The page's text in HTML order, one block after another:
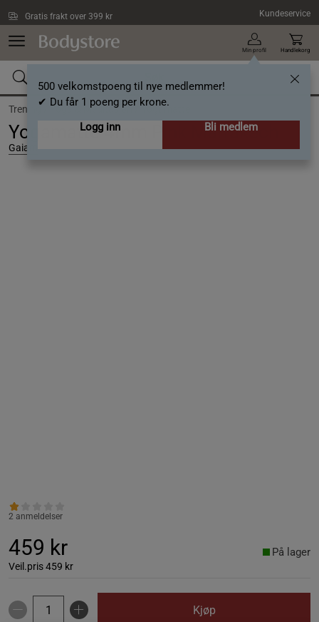
Gratis frakt over 399 kr Kundeservice
Min profil
500 velkomstpoeng til nye medlemmer!
✔ Du får 1 poeng per krone.
Logg inn
Bli medlem
Handlekorg
Trening / Yoga & Meditasjon /Yogamatte
Yogamatte 4mm Pink Marrakech
Gaiam
2 anmeldelser
459 kr
Veil.pris459 kr
På lager
Kjøp